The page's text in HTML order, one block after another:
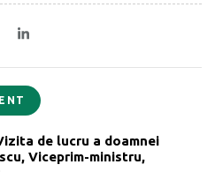
de lucru a doamnei
Viceprim-ministru,